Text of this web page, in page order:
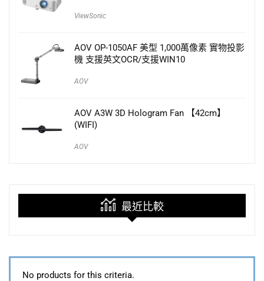
ViewSonic
AOV OP-1050AF 美型 1,000萬像素 實物投影
機 支援英文OCR/支援WIN10
AOV
AOV A3W 3D Hologram Fan 【42cm】
(WIFI)
AOV
最近比較
No products for this criteria.